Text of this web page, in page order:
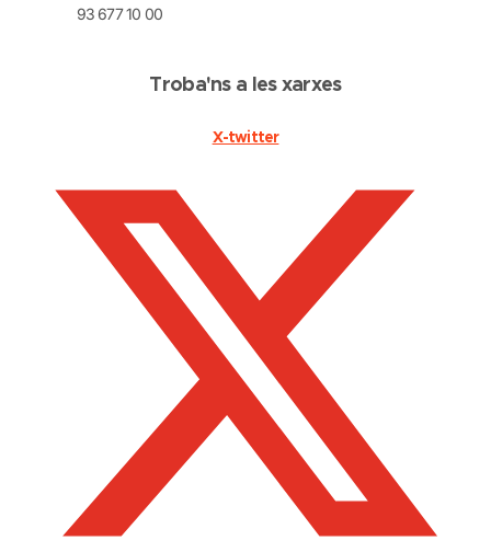
93 677 10 00
Troba'ns a les xarxes
X-twitter